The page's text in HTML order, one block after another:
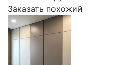
Заказать похожий